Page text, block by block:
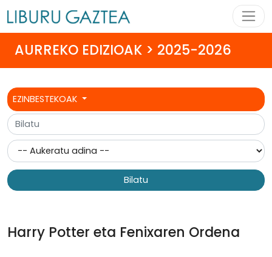
AURREKO EDIZIOAK > 2025-2026
EZINBESTEKOAK
Bilatu
Harry Potter eta Fenixaren Ordena